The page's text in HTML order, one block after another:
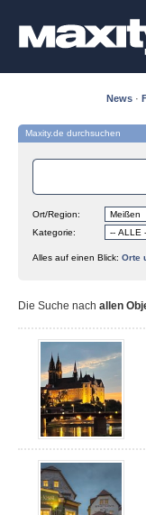
News ·
Maxity.de durchsuchen
Ort/Region:
Kategorie:
Alles auf einen Blick: Orte
Die Suche nach allen